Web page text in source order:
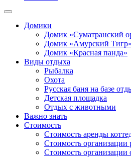
Домики
Домик «Суматранский
Домик «Амурский Тигр»
Домик «Красная панда»
Виды отдыха
Рыбалка
Охота
Русская баня на базе
Детская площадка
Отдых с животными
Важно знать
Стоимость
Стоимость аренды
Стоимость организации
Стоимость организации